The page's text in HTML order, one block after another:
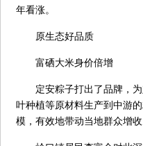
年看涨。
原生态好品质
富硒大米身价倍增
定安粽子打出了品牌，为
叶种植等原材料生产到中游
模，有效地带动当地群众增收